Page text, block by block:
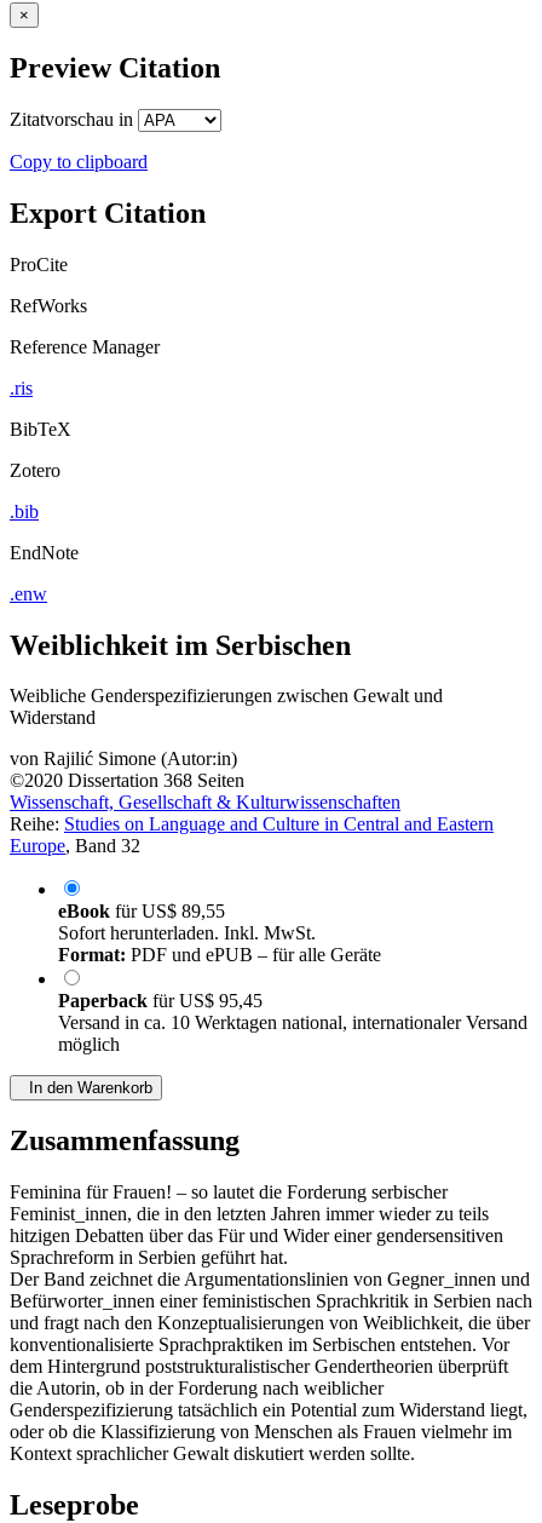
×
Preview Citation
Zitatvorschau in
Copy to clipboard
Export Citation
ProCite
RefWorks
Reference Manager
.ris
BibTeX
Zotero
.bib
EndNote
.enw
Weiblichkeit im Serbischen
Weibliche Genderspezifizierungen zwischen Gewalt und
Widerstand
von Rajilić Simone (Autor:in)
©2020 Dissertation 368 Seiten
Wissenschaft, Gesellschaft & Kulturwissenschaften
Reihe: Studies on Language and Culture in Central and Eastern
Europe, Band 32
eBook fürUS$ 89,55
Sofort herunterladen. Inkl. MwSt.
Format: PDF und ePUB – für alle Geräte
Paperback fürUS$ 95,45
Versand in ca. 10 Werktagen national, internationaler Versand
möglich
In den Warenkorb
Zusammenfassung
Feminina für Frauen! – so lautet die Forderung serbischer
Feminist_innen, die in den letzten Jahren immer wieder zu teils
hitzigen Debatten über das Für und Wider einer gendersensitiven
Sprachreform in Serbien geführt hat.
Der Band zeichnet die Argumentationslinien von Gegner_innen und
Befürworter_innen einer feministischen Sprachkritik in Serbien nach
und fragt nach den Konzeptualisierungen von Weiblichkeit, die über
konventionalisierte Sprachpraktiken im Serbischen entstehen. Vor
dem Hintergrund poststrukturalistischer Gendertheorien überprüft
die Autorin, ob in der Forderung nach weiblicher
Genderspezifizierung tatsächlich ein Potential zum Widerstand liegt,
oder ob die Klassifizierung von Menschen als Frauen vielmehr im
Kontext sprachlicher Gewalt diskutiert werden sollte.
Leseprobe